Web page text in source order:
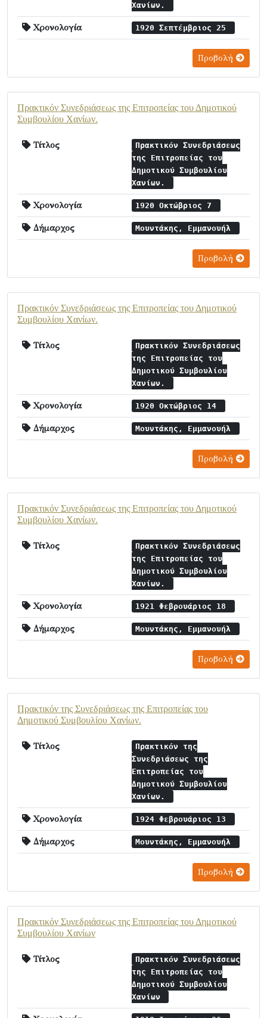
Χανίων.
Χρονολογία 1920 Σεπτέμβριος 25
Προβολή
Πρακτικόν Συνεδριάσεως της Επιτροπείας του Δημοτικού
Συμβουλίου Χανίων.
Τίτλος
Πρακτικόν Συνεδριάσεως
της Επιτροπείας του
Δημοτικού Συμβουλίου
Χανίων.
Χρονολογία 1920 Οκτώβριος 7
Δήμαρχος Μουντάκης, Εμμανουήλ
Προβολή
Πρακτικόν Συνεδριάσεως της Επιτροπείας του Δημοτικού
Συμβουλίου Χανίων.
Τίτλος
Πρακτικόν Συνεδριάσεως
της Επιτροπείας του
Δημοτικού Συμβουλίου
Χανίων.
Χρονολογία 1920 Οκτώβριος 14
Δήμαρχος Μουντάκης, Εμμανουήλ
Προβολή
Πρακτικόν Συνεδριάσεως της Επιτροπείας του Δημοτικού
Συμβουλίου Χανίων.
Τίτλος
Πρακτικόν Συνεδριάσεως
της Επιτροπείας του
Δημοτικού Συμβουλίου
Χανίων.
Χρονολογία 1921 Φεβρουάριος 18
Δήμαρχος Μουντάκης, Εμμανουήλ
Προβολή
Πρακτικόν της Συνεδριάσεως της Επιτροπείας του
Δημοτικού Συμβουλίου Χανίων.
Τίτλος
Πρακτικόν της
Συνεδριάσεως της
Επιτροπείας του
Δημοτικού Συμβουλίου
Χανίων.
Χρονολογία 1924 Φεβρουάριος 13
Δήμαρχος Μουντάκης, Εμμανουήλ
Προβολή
Πρακτικόν Συνεδριάσεως της Επιτροπείας του Δημοτικού
Συμβουλίου Χανίων
Τίτλος
Πρακτικόν Συνεδριάσεως
της Επιτροπείας του
Δημοτικού Συμβουλίου
Χανίων